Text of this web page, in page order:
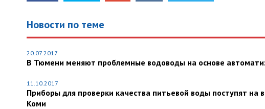
Новости по теме
20.07.2017
В Тюмени меняют проблемные водоводы на основе
11.10.2017
Приборы для проверки качества питьевой воды поступят
Коми